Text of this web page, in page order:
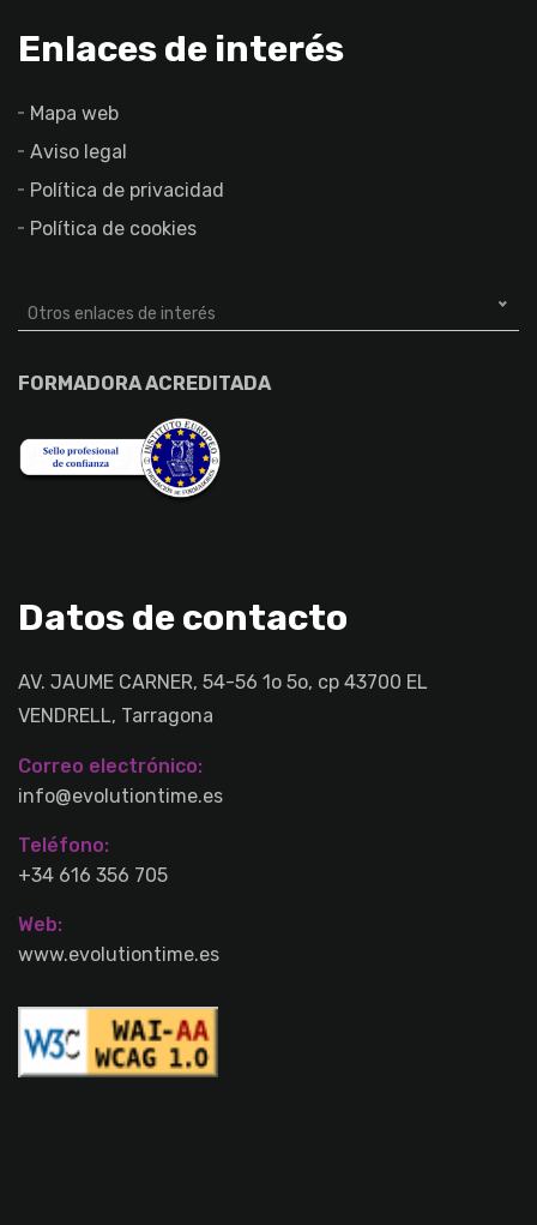
Enlaces de interés
Mapa web
Aviso legal
Política de privacidad
Política de cookies
Otros enlaces de interés
FORMADORA ACREDITADA
Datos de contacto
AV. JAUME CARNER, 54-56 1o 5o, cp 43700 EL
VENDRELL, Tarragona
Correo electrónico:
info@evolutiontime.es
Teléfono:
+34 616 356 705
Web:
www.evolutiontime.es